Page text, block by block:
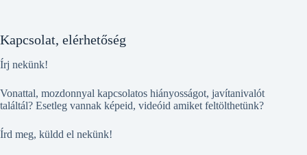
Kapcsolat, elérhetőség
Írj nekünk!
Vonattal, mozdonnyal kapcsolatos hiányosságot, javítanivalót
találtál? Esetleg vannak képeid, videóid amiket feltölthetünk?
Írd meg, küldd el nekünk!